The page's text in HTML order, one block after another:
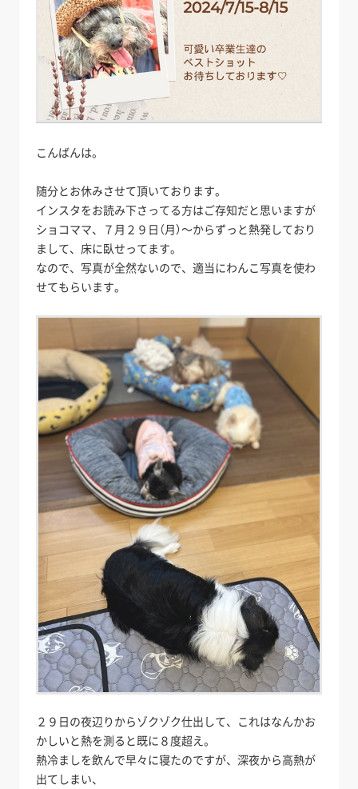
こんばんは。
随分とお休みさせて頂いております。
インスタをお読み下さってる方はご存知だと思いますが
ショコママ、７月２９日（月）～からずっと熱発しており
まして、床に臥せってます。
なので、写真が全然ないので、適当にわんこ写真を使わ
せてもらいます。
２９日の夜辺りからゾクゾク仕出して、これはなんかお
かしいと熱を測ると既に８度超え。
熱冷ましを飲んで早々に寝たのですが、深夜から高熱が
出てしまい、